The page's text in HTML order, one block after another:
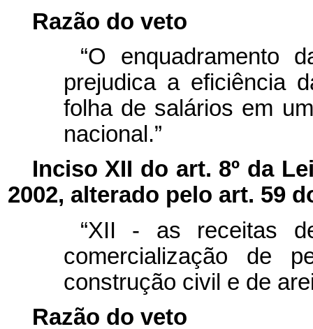
Razão do veto
“O enquadramento
prejudica a eficiência
folha de salários em
nacional.”
Inciso XII do art. 8º da
2002, alterado pelo art. 59
“XII - as receitas
comercialização de
construção civil e de
Razão do veto